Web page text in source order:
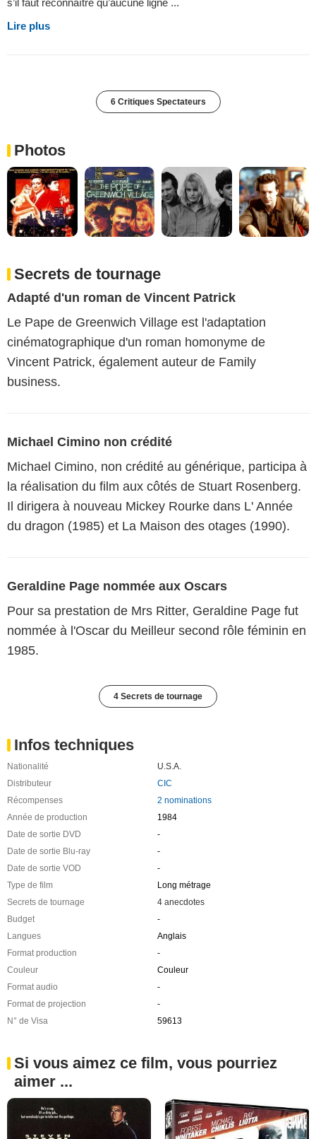
Lire plus
6 Critiques Spectateurs
Photos
Secrets de tournage
Adapté d'un roman de Vincent Patrick
Le Pape de Greenwich Village est l'adaptation
cinématographique d'un roman homonyme de
Vincent Patrick, également auteur de Family
business.
Michael Cimino non crédité
Michael Cimino, non crédité au générique, participa à
la réalisation du film aux côtés de Stuart Rosenberg.
Il dirigera à nouveau Mickey Rourke dans L' Année
du dragon (1985) et La Maison des otages (1990).
Geraldine Page nommée aux Oscars
Pour sa prestation de Mrs Ritter, Geraldine Page fut
nommée à l'Oscar du Meilleur second rôle féminin en
1985.
4 Secrets de tournage
Infos techniques
Nationalité
U.S.A.
Distributeur
CIC
Récompenses
2 nominations
Année de production
1984
Date de sortie DVD
-
Date de sortie Blu-ray
-
Date de sortie VOD
-
Type de film
Long métrage
Secrets de tournage
4 anecdotes
Budget
-
Langues
Anglais
Format production
-
Couleur
Couleur
Format audio
-
Format de projection
-
N° de Visa
59613
Si vous aimez ce film, vous pourriez
aimer ...